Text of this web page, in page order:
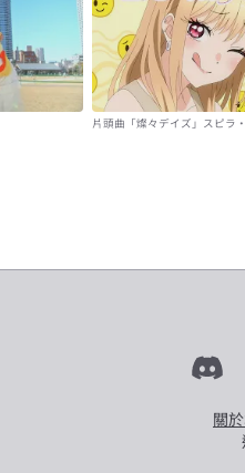
片頭曲「燦々デイズ」スピラ
關